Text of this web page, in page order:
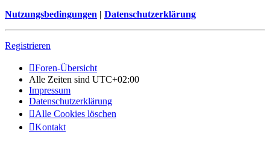
Nutzungsbedingungen | Datenschutzerklärung
Registrieren
Foren-Übersicht
Alle Zeiten sind UTC+02:00
Impressum
Datenschutzerklärung
Alle Cookies löschen
Kontakt